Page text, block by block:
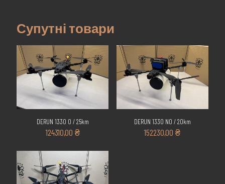
Супутні товари
DERUN 1330 O / 25km
124310,00 ₴
DERUN 1330 NO / 20km
152230,00₴